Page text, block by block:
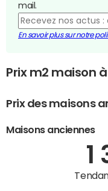
mail.
En savoir plus sur notre
Prix m2 maison
Prix des maisons
Maisons anciennes
1